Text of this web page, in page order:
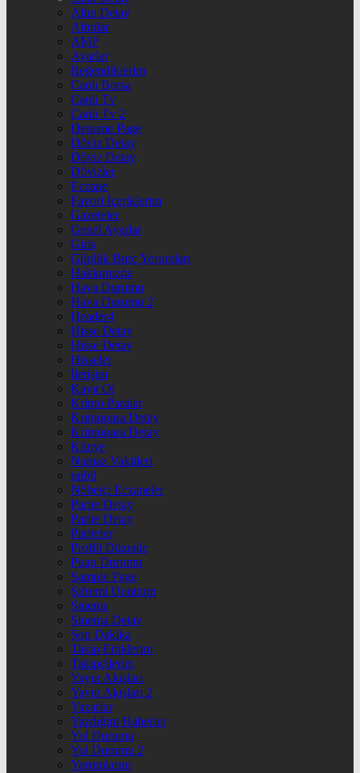
Altın Detay
Altınlar
AMP
Ayarlar
Beğendiklerim
Canlı Borsa
Canlı Tv
Canlı Tv 2
Deneme Page
Döviz Detay
Döviz Detay
Dövizler
Eczane
Favori İçeriklerim
Gazeteler
Genel Ayarlar
Giriş
Günlük Burç Yorumları
Hakkımızda
Hava Durumu
Hava Durumu 2
Header4
Hisse Detay
Hisse Detay
Hisseler
İletişim
Kayıt Ol
Kripto Paralar
Kriptopara Detay
Kriptopara Detay
Künye
Namaz Vakitleri
nnbil
Nöbetçi Eczaneler
Parite Detay
Parite Detay
Pariteler
Profili Düzenle
Puan Durumu
Sample Page
Şifremi Unuttum
Sinema
Sinema Detay
Son Dakika
Takip Ettiklerim
Takipçilerim
Yayın Akışları
Yayın Akışları 2
Yazarlar
Yazdığım Haberler
Yol Durumu
Yol Durumu 2
Yorumlarım